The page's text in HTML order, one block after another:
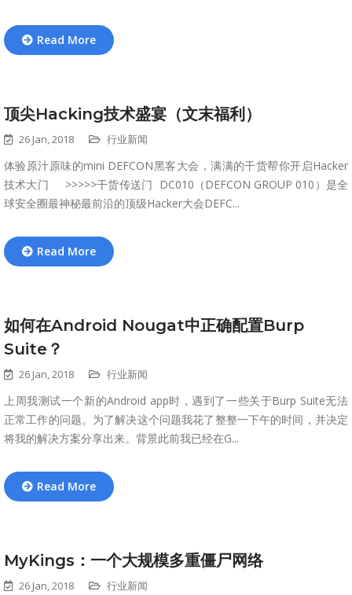
Read More
顶尖Hacking技术盛宴（文末福利）
26 Jan, 2018 行业新闻
体验原汁原味的mini DEFCON黑客大会，满满的干货帮你开启Hacker
技术大门 >>>>>干货传送门 DC010（DEFCON GROUP 010）是全
球安全圈最神秘最前沿的顶级Hacker大会DEFC...
Read More
如何在Android Nougat中正确配置Burp
Suite？
26 Jan, 2018 行业新闻
上周我测试一个新的Android app时，遇到了一些关于Burp Suite无法
正常工作的问题。为了解决这个问题我花了整整一下午的时间，并决定
将我的解决方案分享出来。背景此前我已经在G...
Read More
MyKings：一个大规模多重僵尸网络
26 Jan, 2018 行业新闻